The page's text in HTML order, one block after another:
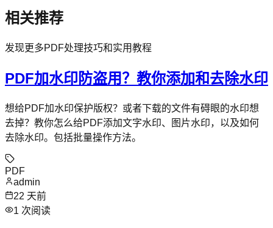
相关推荐
发现更多PDF处理技巧和实用教程
PDF加水印防盗用？教你添加和去除水印
想给PDF加水印保护版权？或者下载的文件有碍眼的水印想
去掉？教你怎么给PDF添加文字水印、图片水印，以及如何
去除水印。包括批量操作方法。
PDF
admin
22 天前
1 次阅读